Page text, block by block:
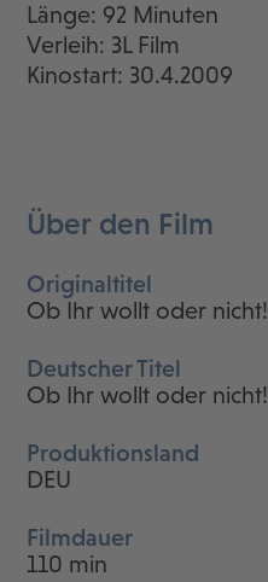
Länge: 92 Minuten
Verleih: 3L Film
Kinostart: 30.4.2009
Über den Film
Originaltitel
Ob Ihr wollt oder nicht!
Deutscher Titel
Ob Ihr wollt oder nicht!
Produktionsland
DEU
Filmdauer
110 min